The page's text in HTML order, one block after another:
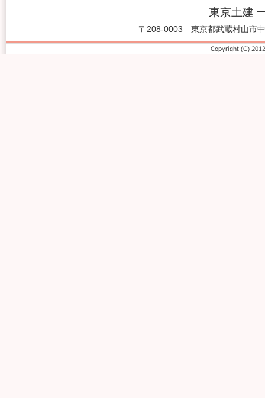
東京土建
〒208-0003 東京都武蔵村山市